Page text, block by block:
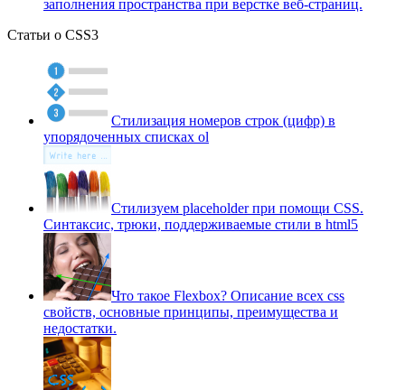
заполнения пространства при верстке веб-страниц.
Статьи о CSS3
Стилизация номеров строк (цифр) в
упорядоченных списках ol
Стилизуем placeholder при помощи CSS.
Синтаксис, трюки, поддерживаемые стили в html5
Что такое Flexbox? Описание всех css
свойств, основные принципы, преимущества и
недостатки.